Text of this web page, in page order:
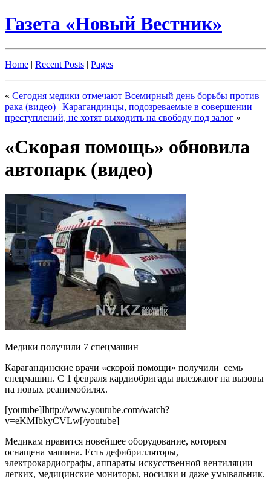
Газета «Новый Вестник»
Home | Recent Posts | Pages
« Сегодня медики отмечают Всемирный день борьбы против
рака (видео) | Карагандинцы, подозреваемые в совершении
преступлений, не хотят выходить на свободу под залог »
«Скорая помощь» обновила
автопарк (видео)
Медики получили 7 спецмашин
Карагандинские врачи «скорой помощи» получили семь
спецмашин. С 1 февраля кардиобригады выезжают на вызовы
на новых реанимобилях.
[youtube]Ihttp://www.youtube.com/watch?
v=eKMIbkyCVLw[/youtube]
Медикам нравится новейшее оборудование, которым
оснащена машина. Есть дефибрилляторы,
электрокардиографы, аппараты искусственной вентиляции
легких, медицинские мониторы, носилки и даже умывальник.